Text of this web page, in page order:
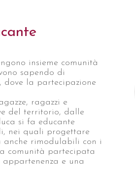
insieme comunità
sapendo di
dove la partecipazione
ragazzi e
del territorio, dalle
si fa educante
nei quali progettare
anche rimodulabili con i
comunità partecipata
e una